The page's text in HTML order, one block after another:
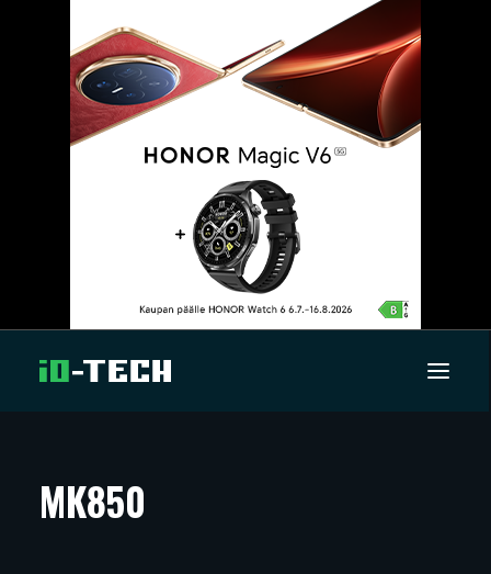
ARTIKKELIT
MK850